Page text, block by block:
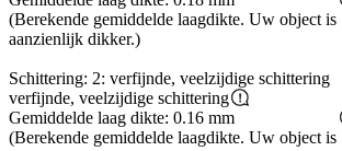
(Berekende gemiddelde laagdikte. Uw object is
aanzienlijk dikker.)
Schittering: 2: verfijnde, veelzijdige schittering
verfijnde, veelzijdige schittering
Gemiddelde laag dikte: 0.16 mm
(Berekende gemiddelde laagdikte. Uw object is